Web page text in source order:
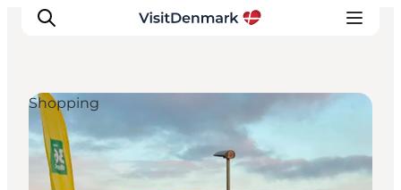
Inspirations
Destinations
Shopping